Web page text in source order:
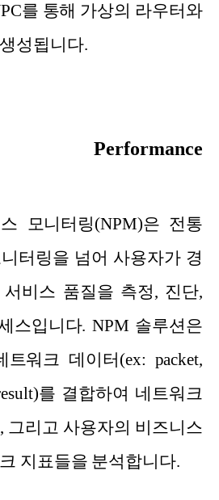
를 통해 가상의 라우터와
성됩니다.
Performance
모니터링(NPM)은 전통
터링을 넘어 사용자가 경
비스 품질을 측정, 진단,
스입니다. NPM 솔루션은
워크 데이터(ex: packet,
를 결합하여 네트워크
그리고 사용자의 비즈니스
지표들을 분석합니다.